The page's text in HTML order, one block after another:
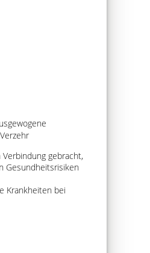
gebracht,
Gesundheitsrisiken
Krankheiten bei